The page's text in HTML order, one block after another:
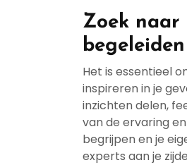
Zoek naar
Het is essentieel
inspireren in je
inzichten delen,
van de ervaring
begrijpen en je
experts aan je